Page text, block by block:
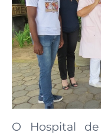
O Hospital